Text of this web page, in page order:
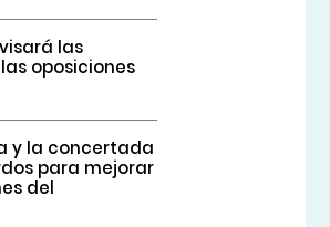
las
oposiciones
y la concertada
para mejorar
del